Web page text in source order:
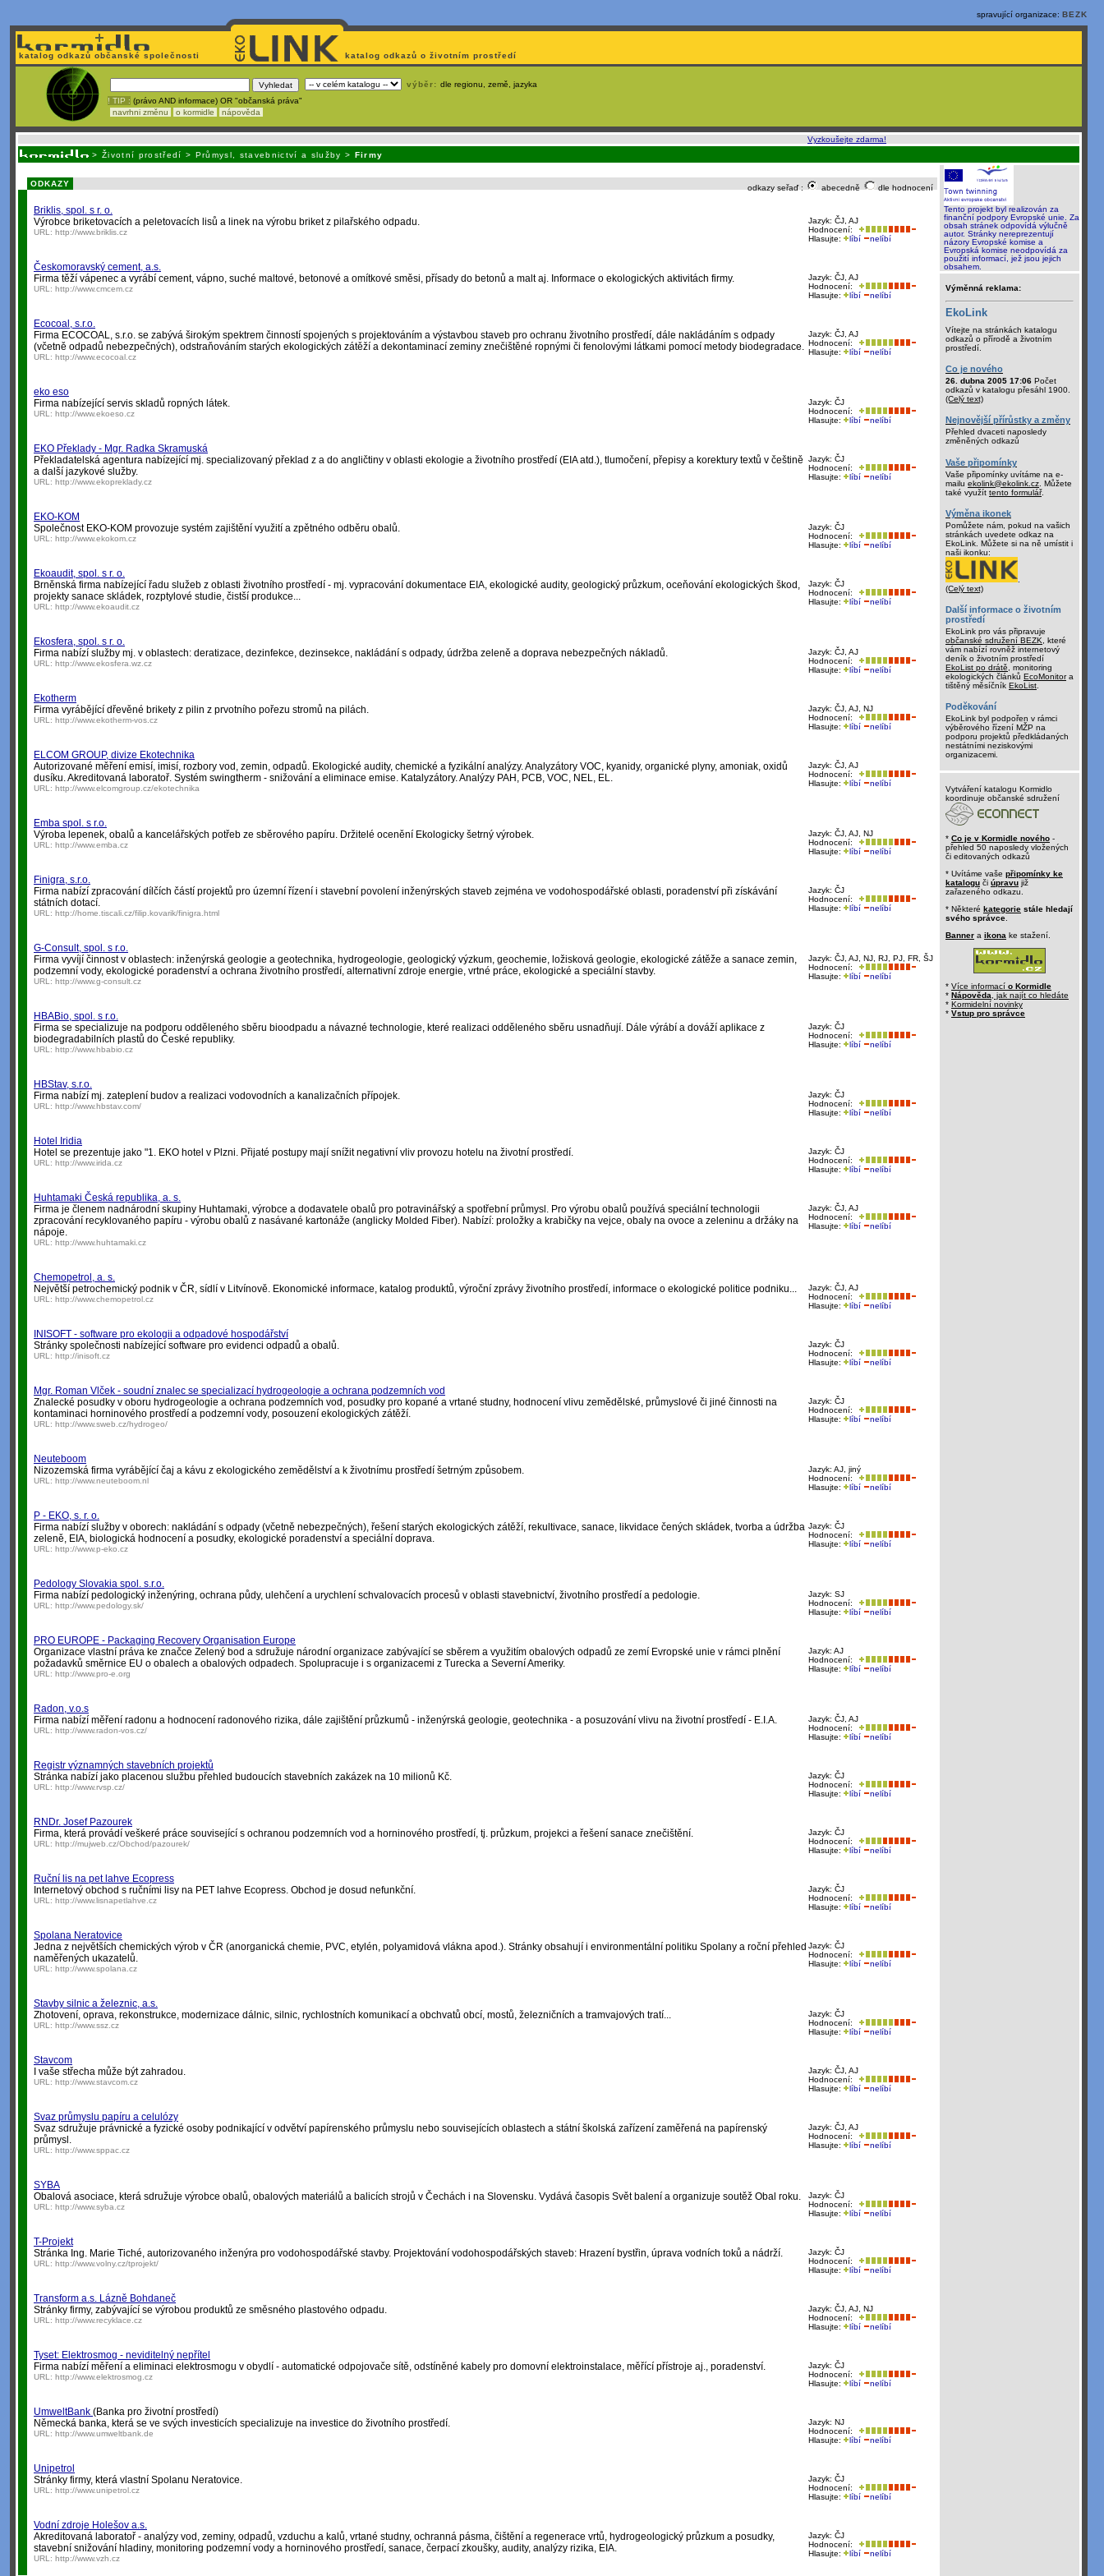
spravující organizace: BEZK
katalog odkazů občanské společnosti katalog odkazů o životním prostředí
výběr: dle regionu, země, jazyka
! TIP : (právo AND informace) OR "občanská práva"
navrhni změnu
o kormidle nápověda
Vyzkoušejte zdarma!
> Životní prostředí > Průmysl, stavebnictví a služby > Firmy
odkazy seřaď : abecedně dle hodnocení
ODKAZY
Briklis, spol. s r. o.
Jazyk: ČJ, AJ
Hodnocení:
Hlasujte:
líbí nelíbí
Výrobce briketovacích a peletovacích lisů a linek na výrobu briket z pilařského odpadu.
URL: http://www.briklis.cz
Českomoravský cement, a.s.
Jazyk: ČJ, AJ
Hodnocení:
Hlasujte:
líbí nelíbí
Firma těží vápenec a vyrábí cement, vápno, suché maltové, betonové a omítkové směsi, přísady do betonů a malt aj. Informace o ekologických aktivitách firmy.
URL: http://www.cmcem.cz
Ecocoal, s.r.o.
Jazyk: ČJ, AJ
Hodnocení:
Hlasujte:
líbí nelíbí
Firma ECOCOAL, s.r.o. se zabývá širokým spektrem činností spojených s projektováním a výstavbou staveb pro ochranu životního prostředí, dále nakládáním s odpady
(včetně odpadů nebezpečných), odstraňováním starých ekologických zátěží a dekontaminací zeminy znečištěné ropnými či fenolovými látkami pomocí metody biodegradace.
URL: http://www.ecocoal.cz
eko eso
Jazyk: ČJ
Hodnocení:
Hlasujte:
líbí nelíbí
Firma nabízející servis skladů ropných látek.
URL: http://www.ekoeso.cz
EKO Překlady - Mgr. Radka Skramuská
Jazyk: ČJ
Hodnocení:
Hlasujte:
líbí nelíbí
Překladatelská agentura nabízející mj. specializovaný překlad z a do angličtiny v oblasti ekologie a životního prostředí (EIA atd.), tlumočení, přepisy a korektury textů v češtině
a další jazykové služby.
URL: http://www.ekopreklady.cz
EKO-KOM
Jazyk: ČJ
Hodnocení:
Hlasujte:
líbí nelíbí
Společnost EKO-KOM provozuje systém zajištění využití a zpětného odběru obalů.
URL: http://www.ekokom.cz
Ekoaudit, spol. s r. o.
Jazyk: ČJ
Hodnocení:
Hlasujte:
líbí nelíbí
Brněnská firma nabízející řadu služeb z oblasti životního prostředí - mj. vypracování dokumentace EIA, ekologické audity, geologický průzkum, oceňování ekologických škod,
projekty sanace skládek, rozptylové studie, čistší produkce...
URL: http://www.ekoaudit.cz
Ekosfera, spol. s r. o.
Jazyk: ČJ, AJ
Hodnocení:
Hlasujte:
líbí nelíbí
Firma nabízí služby mj. v oblastech: deratizace, dezinfekce, dezinsekce, nakládání s odpady, údržba zeleně a doprava nebezpečných nákladů.
URL: http://www.ekosfera.wz.cz
Ekotherm
Jazyk: ČJ, AJ, NJ
Hodnocení:
Hlasujte:
líbí nelíbí
Firma vyrábějící dřevěné brikety z pilin z prvotního pořezu stromů na pilách.
URL: http://www.ekotherm-vos.cz
ELCOM GROUP, divize Ekotechnika
Jazyk: ČJ, AJ
Hodnocení:
Hlasujte:
líbí nelíbí
Autorizované měření emisí, imisí, rozbory vod, zemin, odpadů. Ekologické audity, chemické a fyzikální analýzy. Analyzátory VOC, kyanidy, organické plyny, amoniak, oxidů
dusíku. Akreditovaná laboratoř. Systém swingtherm - snižování a eliminace emise. Katalyzátory. Analýzy PAH, PCB, VOC, NEL, EL.
URL: http://www.elcomgroup.cz/ekotechnika
Emba spol. s r.o.
Jazyk: ČJ, AJ, NJ
Hodnocení:
Hlasujte:
líbí nelíbí
Výroba lepenek, obalů a kancelářských potřeb ze sběrového papíru. Držitelé ocenění Ekologicky šetrný výrobek.
URL: http://www.emba.cz
Finigra, s.r.o.
Jazyk: ČJ
Hodnocení:
Hlasujte:
líbí nelíbí
Firma nabízí zpracování dílčích částí projektů pro územní řízení i stavební povolení inženýrských staveb zejména ve vodohospodářské oblasti, poradenství při získávání
státních dotací.
URL: http://home.tiscali.cz/filip.kovarik/finigra.html
G-Consult, spol. s r.o.
Jazyk: ČJ, AJ, NJ, RJ, PJ, FR, ŠJ
Hodnocení:
Hlasujte:
líbí nelíbí
Firma vyvíjí činnost v oblastech: inženýrská geologie a geotechnika, hydrogeologie, geologický výzkum, geochemie, ložisková geologie, ekologické zátěže a sanace zemin,
podzemní vody, ekologické poradenství a ochrana životního prostředí, alternativní zdroje energie, vrtné práce, ekologické a speciální stavby.
URL: http://www.g-consult.cz
HBABio, spol. s r.o.
Jazyk: ČJ
Hodnocení:
Hlasujte:
líbí nelíbí
Firma se specializuje na podporu odděleného sběru bioodpadu a návazné technologie, které realizaci odděleného sběru usnadňují. Dále výrábí a dováží aplikace z
biodegradabilních plastů do České republiky.
URL: http://www.hbabio.cz
HBStav, s.r.o.
Jazyk: ČJ
Hodnocení:
Hlasujte:
líbí nelíbí
Firma nabízí mj. zateplení budov a realizaci vodovodních a kanalizačních přípojek.
URL: http://www.hbstav.com/
Hotel Iridia
Jazyk: ČJ
Hodnocení:
Hlasujte:
líbí nelíbí
Hotel se prezentuje jako "1. EKO hotel v Plzni. Přijaté postupy mají snížit negativní vliv provozu hotelu na životní prostředí.
URL: http://www.irida.cz
Huhtamaki Česká republika, a. s.
Jazyk: ČJ, AJ
Hodnocení:
Hlasujte:
líbí nelíbí
Firma je členem nadnárodní skupiny Huhtamaki, výrobce a dodavatele obalů pro potravinářský a spotřební průmysl. Pro výrobu obalů používá speciální technologii
zpracování recyklovaného papíru - výrobu obalů z nasávané kartonáže (anglicky Molded Fiber). Nabízí: proložky a krabičky na vejce, obaly na ovoce a zeleninu a držáky na
nápoje.
URL: http://www.huhtamaki.cz
Chemopetrol, a. s.
Jazyk: ČJ, AJ
Hodnocení:
Hlasujte:
líbí nelíbí
Největší petrochemický podnik v ČR, sídlí v Litvínově. Ekonomické informace, katalog produktů, výroční zprávy životního prostředí, informace o ekologické politice podniku...
URL: http://www.chemopetrol.cz
INISOFT - software pro ekologii a odpadové hospodářství
Jazyk: ČJ
Hodnocení:
Hlasujte:
líbí nelíbí
Stránky společnosti nabízející software pro evidenci odpadů a obalů.
URL: http://inisoft.cz
Mgr. Roman Vlček - soudní znalec se specializací hydrogeologie a ochrana podzemních vod
Jazyk: ČJ
Hodnocení:
Hlasujte:
líbí nelíbí
Znalecké posudky v oboru hydrogeologie a ochrana podzemních vod, posudky pro kopané a vrtané studny, hodnocení vlivu zemědělské, průmyslové či jiné činnosti na
kontaminaci horninového prostředí a podzemní vody, posouzení ekologických zátěží.
URL: http://www.sweb.cz/hydrogeo/
Neuteboom
Jazyk: AJ, jiný
Hodnocení:
Hlasujte:
líbí nelíbí
Nizozemská firma vyrábějící čaj a kávu z ekologického zemědělství a k životnímu prostředí šetrným způsobem.
URL: http://www.neuteboom.nl
P - EKO, s. r. o.
Jazyk: ČJ
Hodnocení:
Hlasujte:
líbí nelíbí
Firma nabízí služby v oborech: nakládání s odpady (včetně nebezpečných), řešení starých ekologických zátěží, rekultivace, sanace, likvidace čených skládek, tvorba a údržba
zeleně, EIA, biologická hodnocení a posudky, ekologické poradenství a speciální doprava.
URL: http://www.p-eko.cz
Pedology Slovakia spol. s.r.o.
Jazyk: SJ
Hodnocení:
Hlasujte:
líbí nelíbí
Firma nabízí pedologický inženýring, ochrana půdy, ulehčení a urychlení schvalovacích procesů v oblasti stavebnictví, životního prostředí a pedologie.
URL: http://www.pedology.sk/
PRO EUROPE - Packaging Recovery Organisation Europe
Jazyk: AJ
Hodnocení:
Hlasujte:
líbí nelíbí
Organizace vlastní práva ke značce Zelený bod a sdružuje národní organizace zabývající se sběrem a využitím obalových odpadů ze zemí Evropské unie v rámci plnění
požadavků směrnice EU o obalech a obalových odpadech. Spolupracuje i s organizacemi z Turecka a Severní Ameriky.
URL: http://www.pro-e.org
Radon, v.o.s
Jazyk: ČJ, AJ
Hodnocení:
Hlasujte:
líbí nelíbí
Firma nabízí měření radonu a hodnocení radonového rizika, dále zajištění průzkumů - inženýrská geologie, geotechnika - a posuzování vlivu na životní prostředí - E.I.A.
URL: http://www.radon-vos.cz/
Registr významných stavebních projektů
Jazyk: ČJ
Hodnocení:
Hlasujte:
líbí nelíbí
Stránka nabízí jako placenou službu přehled budoucích stavebních zakázek na 10 milionů Kč.
URL: http://www.rvsp.cz/
RNDr. Josef Pazourek
Jazyk: ČJ
Hodnocení:
Hlasujte:
líbí nelíbí
Firma, která provádí veškeré práce související s ochranou podzemních vod a horninového prostředí, tj. průzkum, projekci a řešení sanace znečištění.
URL: http://mujweb.cz/Obchod/pazourek/
Ruční lis na pet lahve Ecopress
Jazyk: ČJ
Hodnocení:
Hlasujte:
líbí nelíbí
Internetový obchod s ručními lisy na PET lahve Ecopress. Obchod je dosud nefunkční.
URL: http://www.lisnapetlahve.cz
Spolana Neratovice
Jazyk: ČJ
Hodnocení:
Hlasujte:
líbí nelíbí
Jedna z největších chemických výrob v ČR (anorganická chemie, PVC, etylén, polyamidová vlákna apod.). Stránky obsahují i environmentální politiku Spolany a roční přehled
naměřených ukazatelů.
URL: http://www.spolana.cz
Stavby silnic a železnic, a.s.
Jazyk: ČJ
Hodnocení:
Hlasujte:
líbí nelíbí
Zhotovení, oprava, rekonstrukce, modernizace dálnic, silnic, rychlostních komunikací a obchvatů obcí, mostů, železničních a tramvajových tratí...
URL: http://www.ssz.cz
Stavcom
Jazyk: ČJ, AJ
Hodnocení:
Hlasujte:
líbí nelíbí
I vaše střecha může být zahradou.
URL: http://www.stavcom.cz
Svaz průmyslu papíru a celulózy
Jazyk: ČJ, AJ
Hodnocení:
Hlasujte:
líbí nelíbí
Svaz sdružuje právnické a fyzické osoby podnikající v odvětví papírenského průmyslu nebo souvisejících oblastech a státní školská zařízení zaměřená na papírenský
průmysl.
URL: http://www.sppac.cz
SYBA
Jazyk: ČJ
Hodnocení:
Hlasujte:
líbí nelíbí
Obalová asociace, která sdružuje výrobce obalů, obalových materiálů a balicích strojů v Čechách i na Slovensku. Vydává časopis Svět balení a organizuje soutěž Obal roku.
URL: http://www.syba.cz
T-Projekt
Jazyk: ČJ
Hodnocení:
Hlasujte:
líbí nelíbí
Stránka Ing. Marie Tiché, autorizovaného inženýra pro vodohospodářské stavby. Projektování vodohospodářských staveb: Hrazení bystřin, úprava vodních toků a nádrží.
URL: http://www.volny.cz/tprojekt/
Transform a.s. Lázně Bohdaneč
Jazyk: ČJ, AJ, NJ
Hodnocení:
Hlasujte:
líbí nelíbí
Stránky firmy, zabývající se výrobou produktů ze směsného plastového odpadu.
URL: http://www.recyklace.cz
Tyset: Elektrosmog - neviditelný nepřítel
Jazyk: ČJ
Hodnocení:
Hlasujte:
líbí nelíbí
Firma nabízí měření a eliminaci elektrosmogu v obydlí - automatické odpojovače sítě, odstíněné kabely pro domovní elektroinstalace, měřící přístroje aj., poradenství.
URL: http://www.elektrosmog.cz
UmweltBank (Banka pro životní prostředí)
Jazyk: NJ
Hodnocení:
Hlasujte:
líbí nelíbí
Německá banka, která se ve svých investicích specializuje na investice do životního prostředí.
URL: http://www.umweltbank.de
Unipetrol
Jazyk: ČJ
Hodnocení:
Hlasujte:
líbí nelíbí
Stránky firmy, která vlastní Spolanu Neratovice.
URL: http://www.unipetrol.cz
Vodní zdroje Holešov a.s.
Jazyk: ČJ
Hodnocení:
Hlasujte:
líbí nelíbí
Akreditovaná laboratoř - analýzy vod, zeminy, odpadů, vzduchu a kalů, vrtané studny, ochranná pásma, čištění a regenerace vrtů, hydrogeologický průzkum a posudky,
stavební snižování hladiny, monitoring podzemní vody a horninového prostředí, sanace, čerpací zkoušky, audity, analýzy rizika, EIA.
URL: http://www.vzh.cz
Tento projekt byl realizován za
finanční podpory Evropské unie. Za
obsah stránek odpovídá výlučně
autor. Stránky nereprezentují
názory Evropské komise a
Evropská komise neodpovídá za
použití informací, jež jsou jejich
obsahem.
Výměnná reklama:
EkoLink
Vítejte na stránkách katalogu
odkazů o přírodě a životním
prostředí.
Co je nového
26. dubna 2005 17:06 Počet
odkazů v katalogu přesáhl 1900.
(Celý text)
Nejnovější přírůstky a změny
Přehled dvaceti naposledy
změněných odkazů
Vaše připomínky
Vaše připomínky uvítáme na e-
mailu ekolink@ekolink.cz . Můžete
také využít tento formulář.
Výměna ikonek
Pomůžete nám, pokud na vašich
stránkách uvedete odkaz na
EkoLink. Můžete si na ně umístit i
naši ikonku:
(Celý text)
Další informace o životním
prostředí
EkoLink pro vás připravuje
občanské sdružení BEZK , které
vám nabízí rovněž internetový
deník o životním prostředí
EkoList po drátě , monitoring
ekologických článků EcoMonitora
tištěný měsíčník EkoList
Poděkování
EkoLink byl podpořen v rámci
výběrového řízení MŽP na
podporu projektů předkládaných
nestátními neziskovými
organizacemi.
Vytváření katalogu Kormidlo
koordinuje občanské sdružení
* Co je v Kormidle nového -
přehled 50 naposledy vložených
či editovaných odkazů
* Uvítáme vaše připomínky ke
katalogu či úpravu již
zařazeného odkazu.
* Některé kategorie stále hledají
svého správce
Banner a ikona ke stažení.
* Více informací o Kormidle
* Nápověda , jak najít co hledáte
* Kormidelní novinky
* Vstup pro správce